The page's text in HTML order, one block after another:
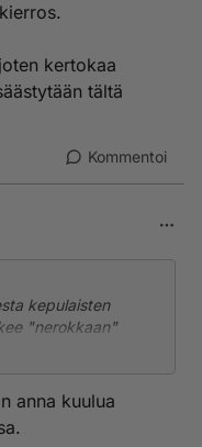
kertokaa
tältä
Kommentoi
kepulaisten
"nerokkaan"
"lisätietoa". Ja
kertokaa ihmeessä
teatterilta.
anna kuulua